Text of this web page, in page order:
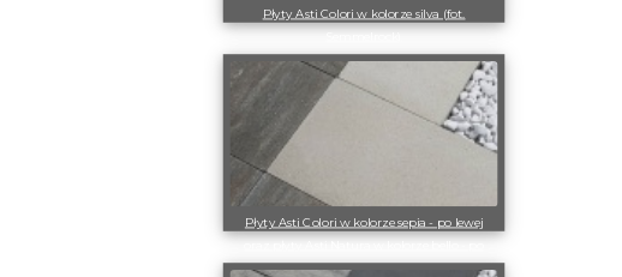
Płyty Asti Colori w kolorze silva (fot.
Płyty Asti Colori w kolorze sepia - po lewej
prawej (fot. Semmelrock)